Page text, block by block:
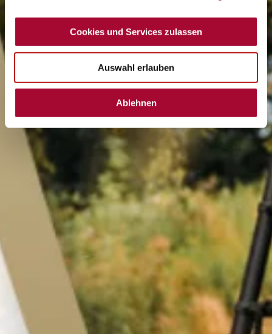
Cookies und Services zulassen
Auswahl erlauben
Ablehnen